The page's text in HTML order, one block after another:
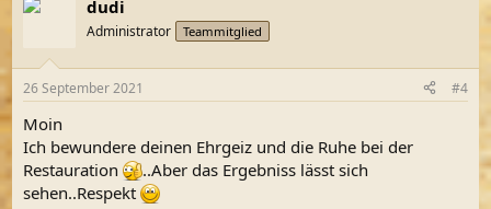
k
e
:
dudi
Administrator Teammitglied
26 September 2021 #4
Moin
Ich bewundere deinen Ehrgeiz und die Ruhe bei der
Restauration
..Aber das Ergebniss lässt sich
sehen..Respekt